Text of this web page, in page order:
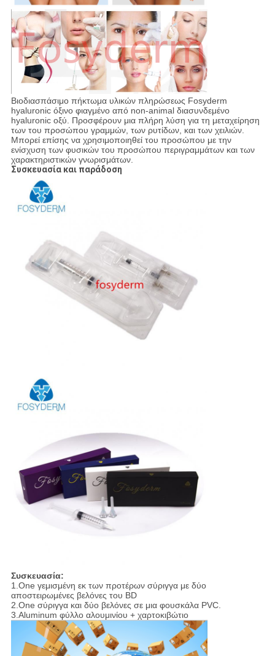
Βιοδιασπάσιμο πήκτωμα υλικών πληρώσεως Fosyderm
hyaluronic όξινο φιαγμένο από non-animal διασυνδεμένο
hyaluronic οξύ. Προσφέρουν μια πλήρη λύση για τη μεταχείρηση
των του προσώπου γραμμών, των ρυτίδων, και των χειλιών.
Μπορεί επίσης να χρησιμοποιηθεί του προσώπου με την
ενίσχυση των φυσικών του προσώπου περιγραμμάτων και των
χαρακτηριστικών γνωρισμάτων.
Συσκευασία και παράδοση
Συσκευασία:
1.One γεμισμένη εκ των προτέρων σύριγγα με δύο
αποστειρωμένες βελόνες του BD
2.One σύριγγα και δύο βελόνες σε μια φουσκάλα PVC.
3.Aluminum φύλλο αλουμινίου + χαρτοκιβώτιο